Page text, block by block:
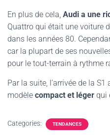
En plus de cela, Audi a une
Quattro qui était une voiture
dans les années 80.
car la plupart de ses
pour le tout-terrain à rythme
Par la suite, l’arrivée de la
modèle compact et léger qui
Categories: TENDANCES